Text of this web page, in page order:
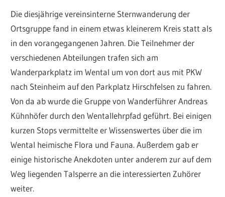
Die diesjährige vereinsinterne Sternwanderung der
Ortsgruppe fand in einem etwas kleinerem Kreis statt als
in den vorangegangenen Jahren. Die Teilnehmer der
verschiedenen Abteilungen trafen sich am
Wanderparkplatz im Wental um von dort aus mit PKW
nach Steinheim auf den Parkplatz Hirschfelsen zu fahren.
Von da ab wurde die Gruppe von Wanderführer Andreas
Kühnhöfer durch den Wentallehrpfad geführt. Bei einigen
kurzen Stops vermittelte er Wissenswertes über die im
Wental heimische Flora und Fauna. Außerdem gab er
einige historische Anekdoten unter anderem zur auf dem
Weg liegenden Talsperre an die interessierten Zuhörer
weiter.